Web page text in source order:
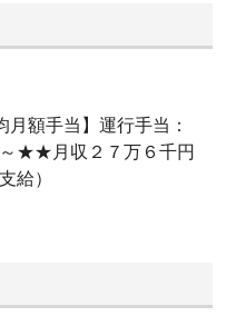
額手当】運行手当：
～★★月収２７万６千円
給）